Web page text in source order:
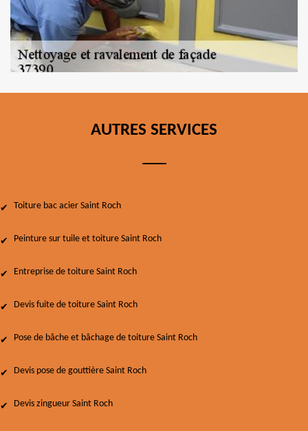
AUTRES SERVICES
Toiture bac acier Saint Roch
Peinture sur tuile et toiture Saint Roch
Entreprise de toiture Saint Roch
Devis fuite de toiture Saint Roch
Pose de bâche et bâchage de toiture Saint Roch
Devis pose de gouttière Saint Roch
Devis zingueur Saint Roch